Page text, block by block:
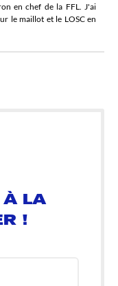
en chef de la FFL. J'ai
le maillot et le LOSC en